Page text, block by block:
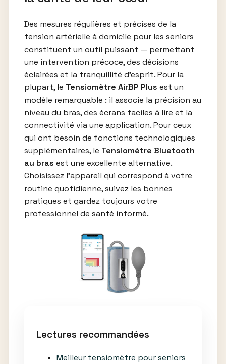
Des mesures régulières et précises de la
tension artérielle à domicile pour les seniors
constituent un outil puissant — permettant
une intervention précoce, des décisions
éclairées et la tranquillité d’esprit. Pour la
plupart, le Tensiomètre AirBP Plus est un
modèle remarquable : il associe la précision au
niveau du bras, des écrans faciles à lire et la
connectivité via une application. Pour ceux
qui ont besoin de fonctions technologiques
supplémentaires, le Tensiomètre Bluetooth
au bras est une excellente alternative.
Choisissez l’appareil qui correspond à votre
routine quotidienne, suivez les bonnes
pratiques et gardez toujours votre
professionnel de santé informé.
Lectures recommandées
Meilleur tensiomètre pour seniors